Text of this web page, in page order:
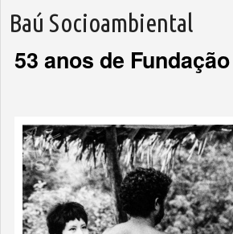
Baú Socioambiental
53 anos de